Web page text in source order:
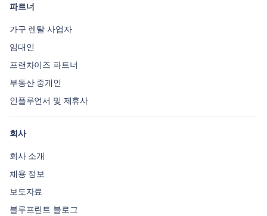
파트너
가구 렌탈 사업자
임대인
프랜차이즈 파트너
부동산 중개인
인플루언서 및 제휴사
회사
회사 소개
채용 정보
보도자료
블루프린트 블로그